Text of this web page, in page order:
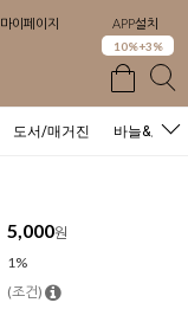
마이페이지 APP설치
10%+3%
도서/매거진 바늘&도구
5,000원
1%
(조건)